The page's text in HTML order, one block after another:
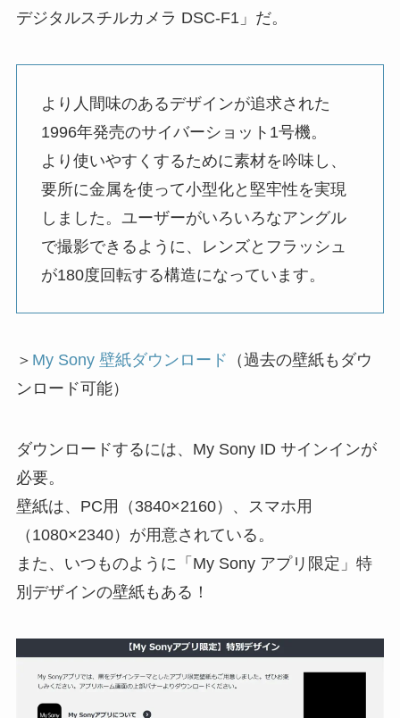
デジタルスチルカメラ DSC-F1」だ。
より人間味のあるデザインが追求された
1996年発売のサイバーショット1号機。
より使いやすくするために素材を吟味し、
要所に金属を使って小型化と堅牢性を実現
しました。ユーザーがいろいろなアングル
で撮影できるように、レンズとフラッシュ
が180度回転する構造になっています。
＞ My Sony 壁紙ダウンロード （過去の壁紙もダウ
ンロード可能）
ダウンロードするには、My Sony ID サインインが
必要。
壁紙は、PC用（3840×2160）、スマホ用
（1080×2340）が用意されている。
また、いつものように「My Sony アプリ限定」特
別デザインの壁紙もある！